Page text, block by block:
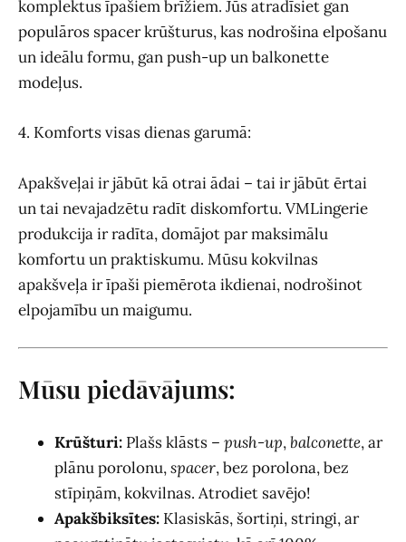
komplektus īpašiem brīžiem. Jūs atradīsiet gan
populāros spacer krūšturus, kas nodrošina elpošanu
un ideālu formu, gan push-up un balkonette
modeļus.
4. Komforts visas dienas garumā:
Apakšveļai ir jābūt kā otrai ādai – tai ir jābūt ērtai
un tai nevajadzētu radīt diskomfortu. VMLingerie
produkcija ir radīta, domājot par maksimālu
komfortu un praktiskumu. Mūsu kokvilnas
apakšveļa ir īpaši piemērota ikdienai, nodrošinot
elpojamību un maigumu.
Mūsu piedāvājums:
Krūšturi: Plašs klāsts – push-up,balconette, ar
plānu porolonu,spacer, bez porolona, bez
stīpiņām, kokvilnas. Atrodiet savējo!
Apakšbiksītes: Klasiskās, šortiņi, stringi, ar